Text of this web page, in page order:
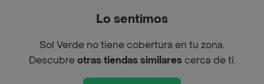
Lo sentimos
Sol Verde no tiene cobertura en tu zona.
Descubreotras tiendas similarescerca de ti.